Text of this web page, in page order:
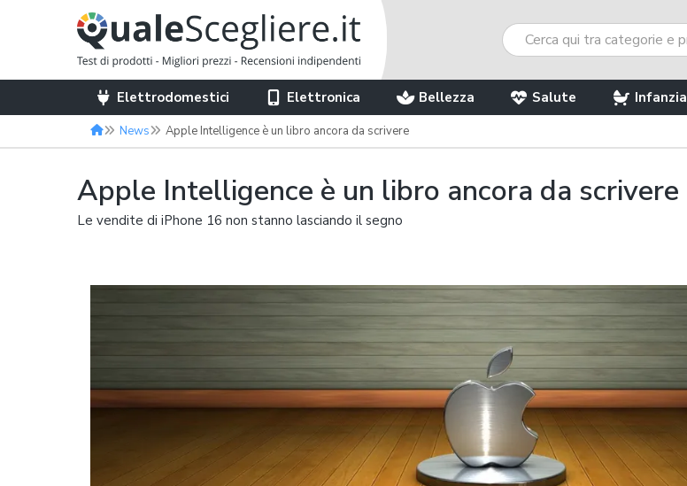
Elettrodomestici Elettronica Bellezza Salute Infanzia
News Apple Intelligence è un libro ancora da scrivere
Apple Intelligence è un libro ancora da scrivere
Le vendite di iPhone 16 non stanno lasciando il segno